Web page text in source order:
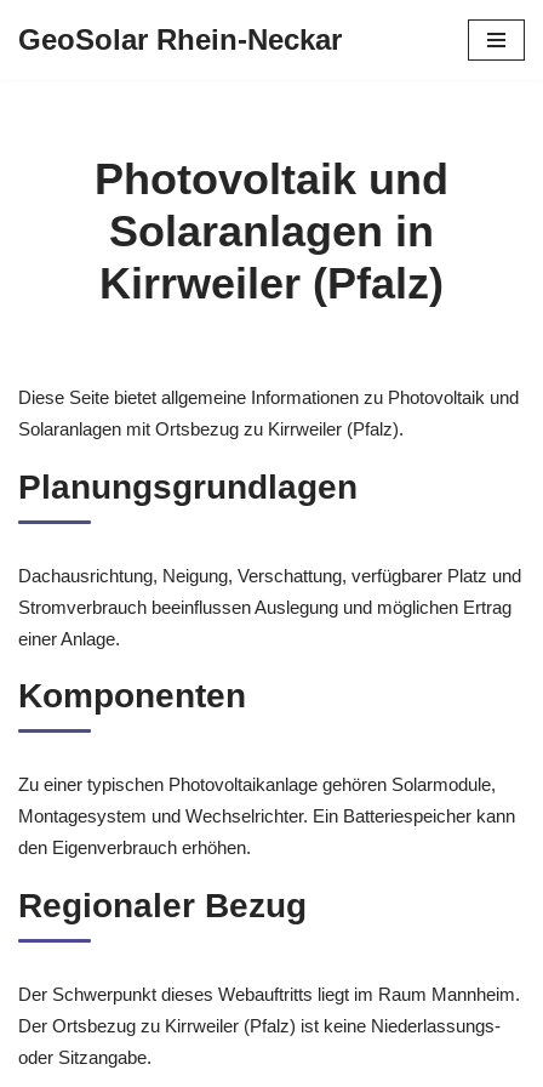
GeoSolar Rhein-Neckar
Photovoltaik und
Solaranlagen in
Kirrweiler (Pfalz)
Diese Seite bietet allgemeine Informationen zu Photovoltaik und
Solaranlagen mit Ortsbezug zu Kirrweiler (Pfalz).
Planungsgrundlagen
Dachausrichtung, Neigung, Verschattung, verfügbarer Platz und
Stromverbrauch beeinflussen Auslegung und möglichen Ertrag
einer Anlage.
Komponenten
Zu einer typischen Photovoltaikanlage gehören Solarmodule,
Montagesystem und Wechselrichter. Ein Batteriespeicher kann
den Eigenverbrauch erhöhen.
Regionaler Bezug
Der Schwerpunkt dieses Webauftritts liegt im Raum Mannheim.
Der Ortsbezug zu Kirrweiler (Pfalz) ist keine Niederlassungs-
oder Sitzangabe.